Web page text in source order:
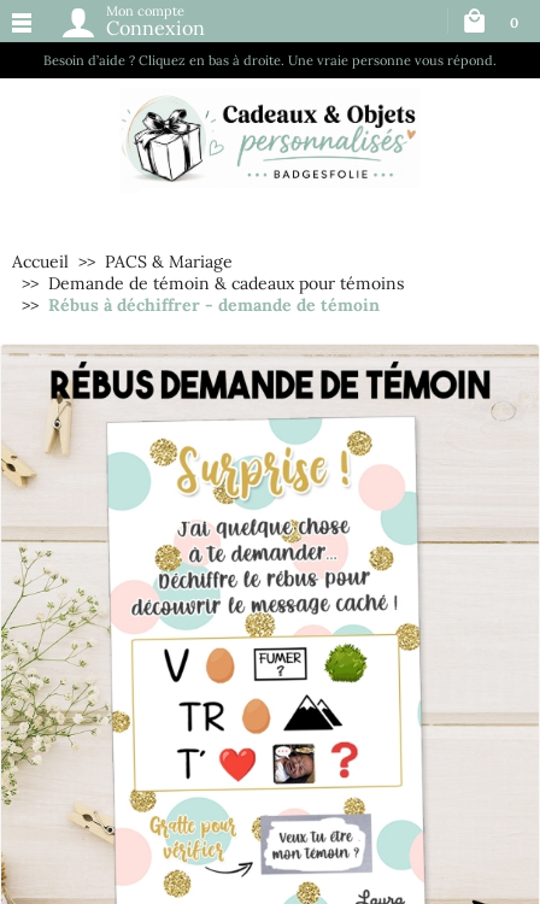
Besoin d’aide ? Cliquez en bas à droite. Une vraie personne vous répond.
Mon compte
Connexion 0
Accueil
PACS & Mariage
Demande de témoin & cadeaux pour témoins
Rébus à déchiffrer - demande de témoin